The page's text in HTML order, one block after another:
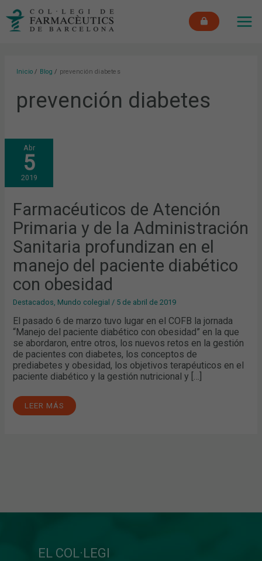
Inicio Blog prevención diabetes
prevención diabetes
Abr
5
2019
Farmacéuticos de Atención
Primaria y de la Administración
Sanitaria profundizan en el
manejo del paciente diabético
con obesidad
Destacados Mundo colegial / 5 de abril de 2019
El pasado 6 de marzo tuvo lugar en el COFB la jornada
“Manejo del paciente diabético con obesidad” en la que
se abordaron, entre otros, los nuevos retos en la gestión
de pacientes con diabetes, los conceptos de
prediabetes y obesidad, los objetivos terapéuticos en el
paciente diabético y la gestión nutricional y […]
FARMACÉUTICOS
DE
ATENCIÓN
PRIMARIA
Y
DE
LA
PROFUNDIZAN
EN
EL
MANEJO
PACIENTE
DIABÉTICO
CON
OBESIDAD
LEER MÁS
EL COL·LEGI